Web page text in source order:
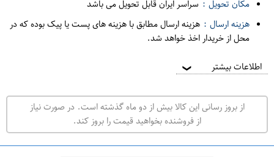
ر
ت
ه
ر
ا
مکان تحویل : سراسر ایران قابل تحویل می باشد
هزینه ارسال : هزینه ارسال مطابق با هزینه های پست یا پیک بوده که در
محل از خریدار اخذ خواهد شد.
اطلاعات بیشتر ❯
از بروز رسانی این کالا بیش از دو ماه گذشته است. در صورت نیاز
از فروشنده بخواهید قیمت را بروز کند.